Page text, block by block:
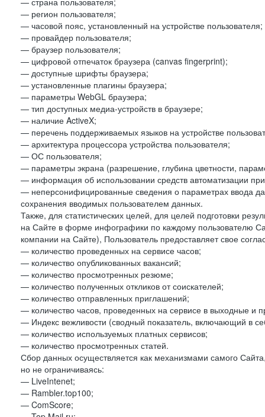
— регион пользователя;
— часовой пояс, установленный на устройстве пользователя;
— провайдер пользователя;
— браузер пользователя;
— цифровой отпечаток браузера (canvas fingerprint);
— доступные шрифты браузера;
— установленные плагины браузера;
— параметры WebGL браузера;
— тип доступных медиа-устройств в браузере;
— наличие ActiveX;
— перечень поддерживаемых языков на устройстве
— архитектура процессора устройства пользователя;
— ОС пользователя;
— параметры экрана (разрешение, глубина цветности,
— информация об использовании средств автоматизации
— неперсонифицированные сведения о параметрах ввода
сохранения вводимых пользователем данных.
Также, для статистических целей, для целей подготовки
на Сайте в форме инфографики по каждому пользователю
компании на Сайте), Пользователь предоставляет свое
— количество проведенных на сервисе часов;
— количество опубликованных вакансий;
— количество просмотренных резюме;
— количество полученных откликов от соискателей;
— количество отправленных приглашений;
— количество часов, проведенных на сервисе в выходные и
— Индекс вежливости (сводный показатель, включающий в
— количество используемых платных сервисов;
— количество просмотренных статей.
Сбор данных осуществляется как механизмами самого
но не ограничиваясь:
— LiveIntenet;
— Rambler.top100;
— ComScore;